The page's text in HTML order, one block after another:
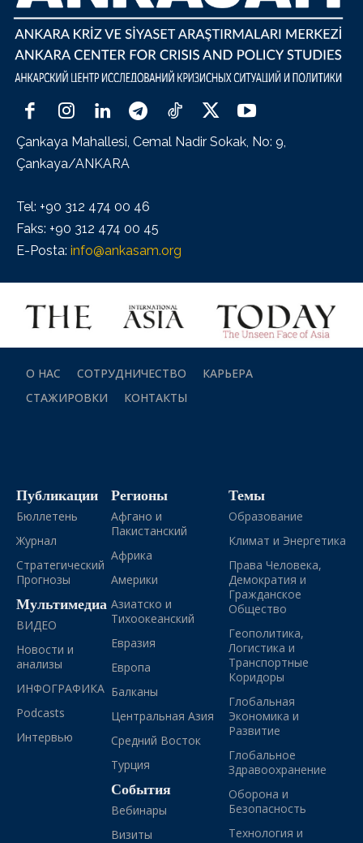
Çankaya Mahallesi, Cemal Nadir Sokak, No: 9,
Çankaya/ANKARA
Tel: +90 312 474 00 46
Faks: +90 312 474 00 45
E-Posta: info@ankasam.org
О НАС СОТРУДНИЧЕСТВО
КАРЬЕРА
СТАЖИРОВКИ
КОНТАКТЫ
Публикации
Бюллетень
Журнал
Стратегический
Прогнозы
Мультимедиа
ВИДЕО
Новости и
анализы
ИНФОГРАФИКА
Podcasts
Интервью
Регионы
Афгано и
Пакистанский
Африка
Америки
Азиатско и
Тихоокеанский
Евразия
Европа
Балканы
Центральная Азия
Средний Восток
Турция
События
Вебинары
Визиты
Темы
Образование
Климат и Энергетика
Права Человека,
Демократия и
Гражданское
Общество
Геополитика,
Логистика и
Транспортные
Коридоры
Глобальная
Экономика и
Развитие
Глобальное
Здравоохранение
Оборона и
Безопасность
Технология и